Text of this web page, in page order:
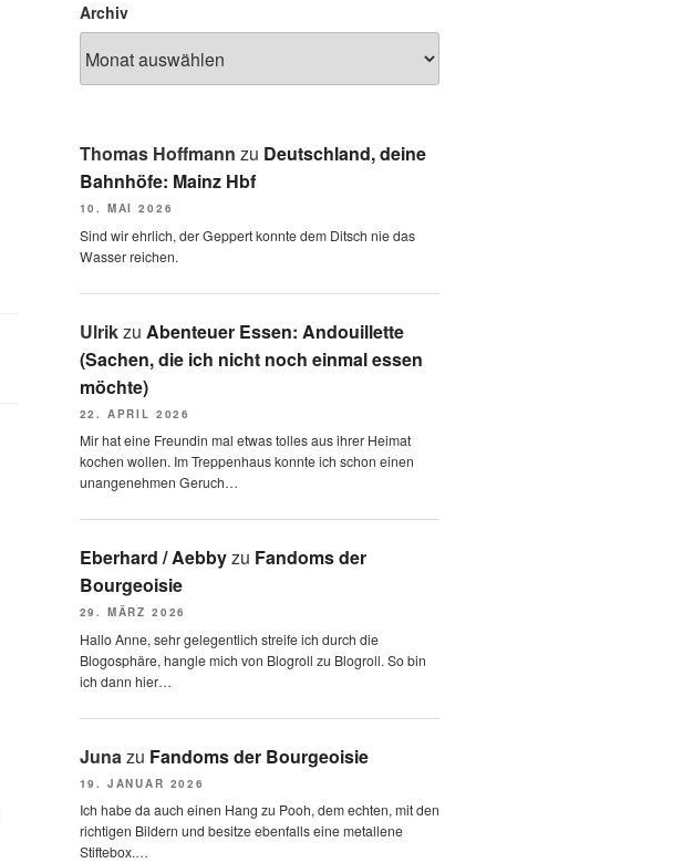
Archiv
Thomas Hoffmann zu Deutschland, deine
Bahnhöfe: Mainz Hbf
10. MAI 2026
Sind wir ehrlich, der Geppert konnte dem Ditsch nie das
Wasser reichen.
Ulrikzu Abenteuer Essen: Andouillette
(Sachen, die ich nicht noch einmal essen
möchte)
22. APRIL 2026
Mir hat eine Freundin mal etwas tolles aus ihrer Heimat
kochen wollen. Im Treppenhaus konnte ich schon einen
unangenehmen Geruch…
Eberhard / Aebbyzu Fandoms der
Bourgeoisie
29. MÄRZ 2026
Hallo Anne, sehr gelegentlich streife ich durch die
Blogosphäre, hangle mich von Blogroll zu Blogroll. So bin
ich dann hier…
Junazu Fandoms der Bourgeoisie
19. JANUAR 2026
Ich habe da auch einen Hang zu Pooh, dem echten, mit den
richtigen Bildern und besitze ebenfalls eine metallene
Stiftebox.…